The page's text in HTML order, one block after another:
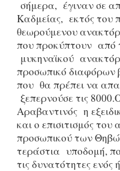
σήμερα, έγιναν σε
Καδμείας, εκτός του
θεωρούμενου
που προκύπτουν από
μυκηναϊκού
προσωπικό διαφόρων
που θα πρέπει να
ξεπερνούσε τις
Αραβαντινός η
και ο επισιτισμός του
προσωπικού των
τεράστια υποδομή,
τις δυνατότητες